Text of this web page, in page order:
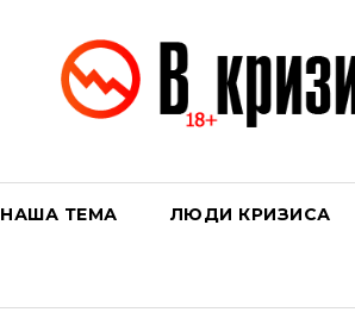
НАША ТЕМА ЛЮДИ КРИЗИСА